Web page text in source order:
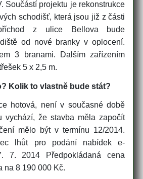
Součástí projektu je rekonstrukce
schodišť, která jsou již z části
z ulice Bellova bude
od nové branky v oplocení.
3 branami. Dalším zařízením
5 x 2,5 m.
Kolik to vlastně bude stát?
není v současné době
vychází, že stavba měla započít
mělo být v termínu 12/2014.
lhůt pro podání nabídek e-
7. 2014 Předpokládaná cena
na 8 190 000 Kč.